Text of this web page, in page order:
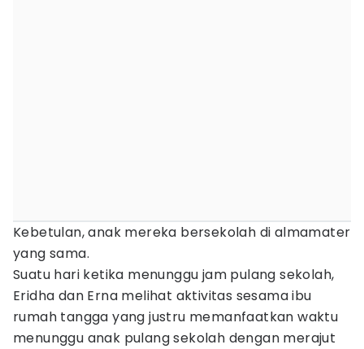
Kebetulan, anak mereka bersekolah di almamater
yang sama.
Suatu hari ketika menunggu jam pulang sekolah,
Eridha dan Erna melihat aktivitas sesama ibu
rumah tangga yang justru memanfaatkan waktu
menunggu anak pulang sekolah dengan merajut